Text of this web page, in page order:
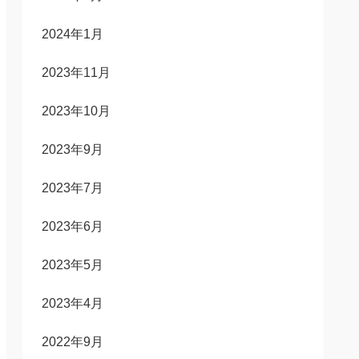
2024年1月
2023年11月
2023年10月
2023年9月
2023年7月
2023年6月
2023年5月
2023年4月
2022年9月